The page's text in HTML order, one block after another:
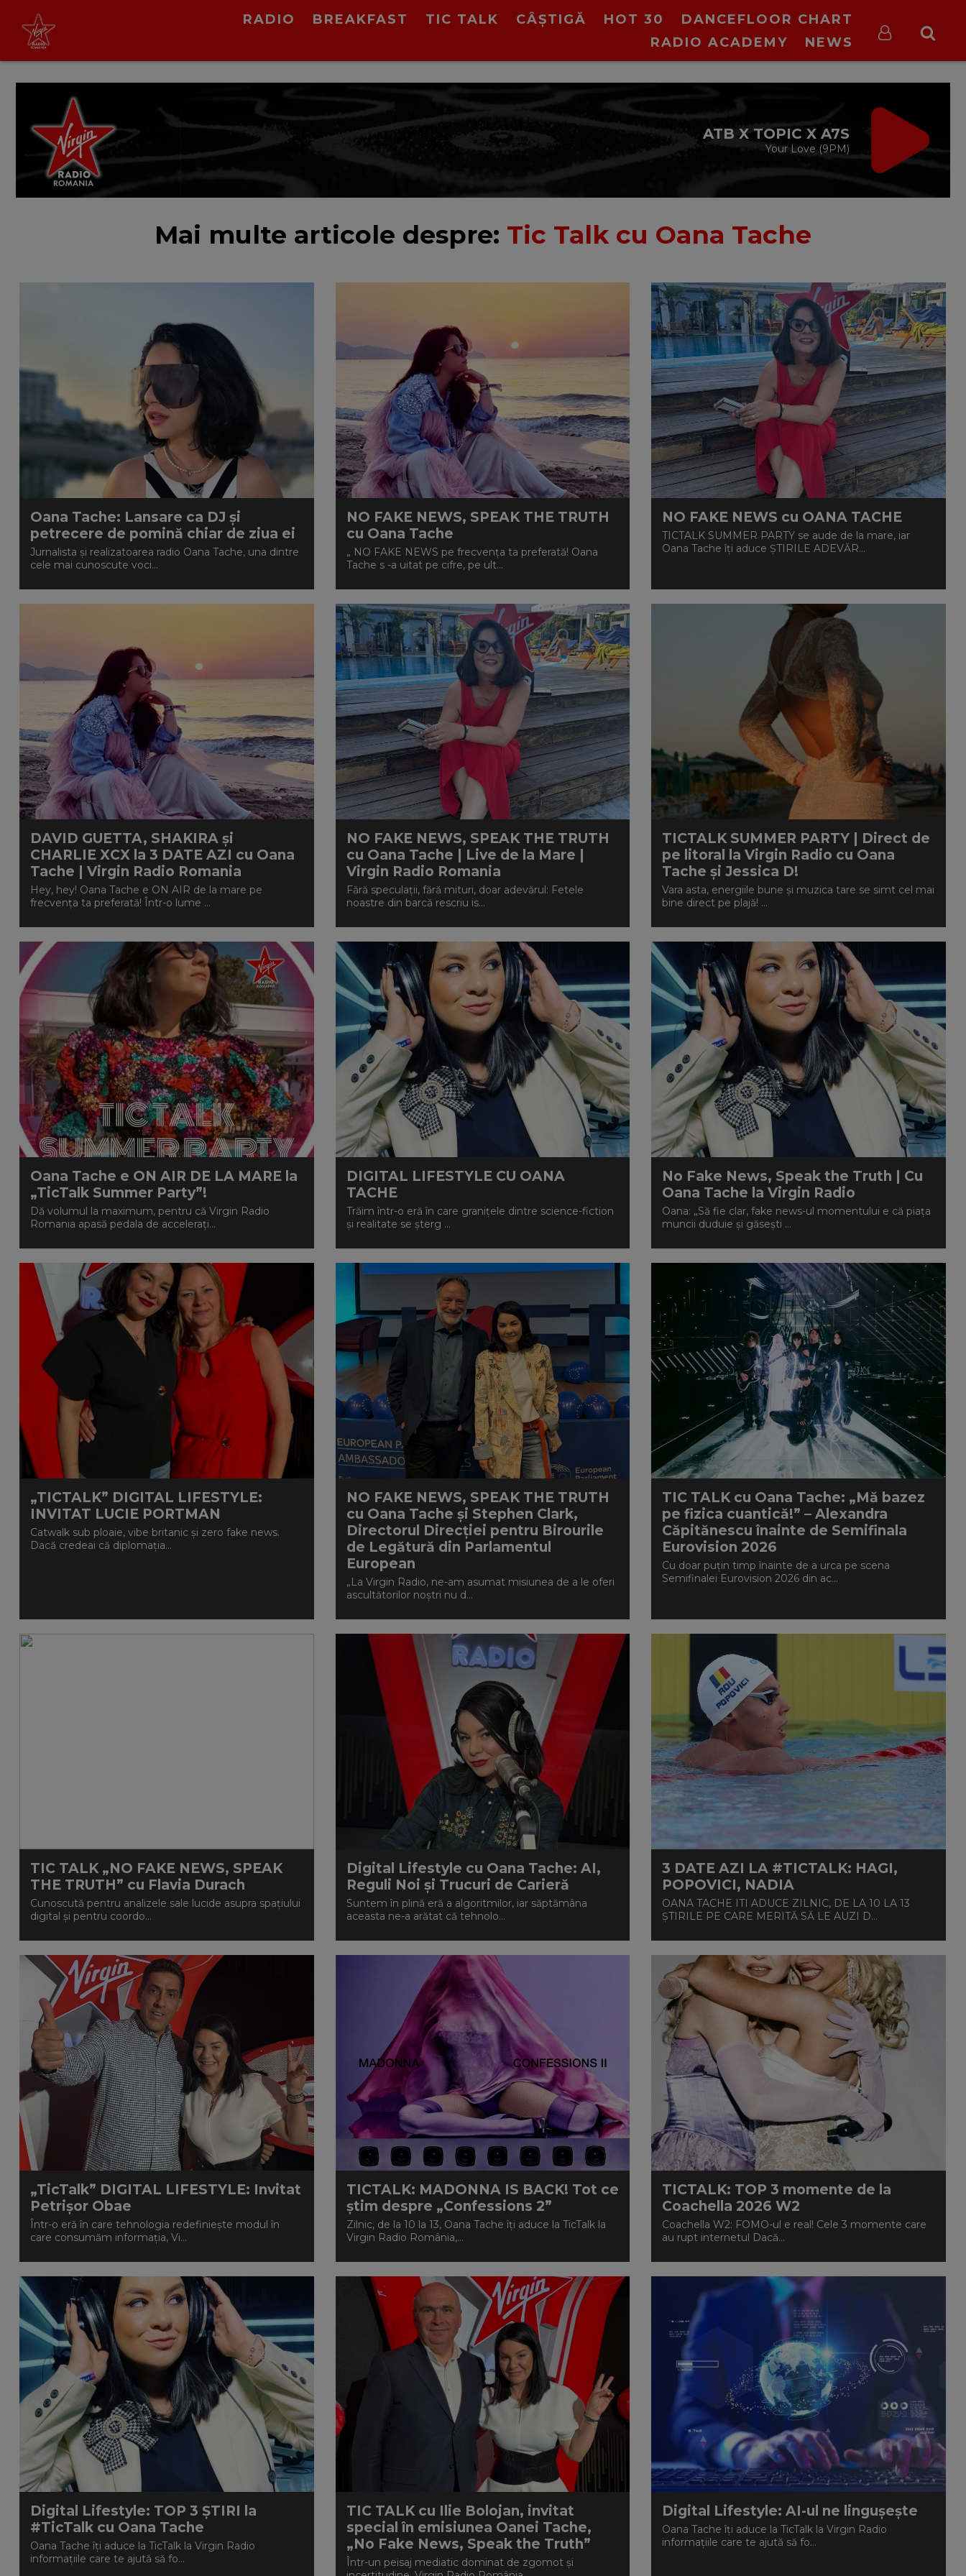
RADIO BREAKFAST TIC TALK CÂȘTIGĂ HOT 30
DANCEFLOOR CHART
RADIO ACADEMY
NEWS
MUSIC
cu Alina Chinie
Mai multe articole despre: Tic Talk cu Oana Tache
Oana Tache: Lansare ca DJ și
petrecere de pomină chiar de ziua ei
Jurnalista și realizatoarea radio Oana Tache, una dintre
cele mai cunoscute voci...
NO FAKE NEWS, SPEAK THE TRUTH
cu Oana Tache
„ NO FAKE NEWS pe frecvența ta preferată! Oana
Tache s -a uitat pe cifre, pe ult...
NO FAKE NEWS cu OANA TACHE
TICTALK SUMMER PARTY se aude de la mare, iar
Oana Tache îți aduce ȘTIRILE ADEVĂR...
DAVID GUETTA, SHAKIRA și
CHARLIE XCX la 3 DATE AZI cu Oana
Tache | Virgin Radio Romania
Hey, hey! Oana Tache e ON AIR de la mare pe
frecvența ta preferată! Într-o lume ...
NO FAKE NEWS, SPEAK THE TRUTH
cu Oana Tache | Live de la Mare |
Virgin Radio Romania
Fără speculații, fără mituri, doar adevărul: Fetele
noastre din barcă rescriu is...
TICTALK SUMMER PARTY | Direct de
pe litoral la Virgin Radio cu Oana
Tache și Jessica D!
Vara asta, energiile bune și muzica tare se simt cel mai
bine direct pe plajă! ...
Oana Tache e ON AIR DE LA MARE la
„TicTalk Summer Party”!
Dă volumul la maximum, pentru că Virgin Radio
Romania apasă pedala de accelerați...
DIGITAL LIFESTYLE CU OANA
TACHE
Trăim într-o eră în care granițele dintre science-fiction
și realitate se șterg ...
No Fake News, Speak the Truth | Cu
Oana Tache la Virgin Radio
Oana: „Să fie clar, fake news-ul momentului e că piața
muncii duduie și găsești ...
„TICTALK” DIGITAL LIFESTYLE:
INVITAT LUCIE PORTMAN
Catwalk sub ploaie, vibe britanic și zero fake news.
Dacă credeai că diplomația...
NO FAKE NEWS, SPEAK THE TRUTH
cu Oana Tache și Stephen Clark,
Directorul Direcției pentru Birourile
de Legătură din Parlamentul
European
„La Virgin Radio, ne-am asumat misiunea de a le oferi
ascultătorilor noștri nu d...
TIC TALK cu Oana Tache: „Mă bazez
pe fizica cuantică!” – Alexandra
Căpitănescu înainte de Semifinala
Eurovision 2026
Cu doar puțin timp înainte de a urca pe scena
Semifinalei Eurovision 2026 din ac...
TIC TALK „NO FAKE NEWS, SPEAK
THE TRUTH” cu Flavia Durach
Cunoscută pentru analizele sale lucide asupra spațiului
digital și pentru coordo...
Digital Lifestyle cu Oana Tache: AI,
Reguli Noi și Trucuri de Carieră
Suntem în plină eră a algoritmilor, iar săptămâna
aceasta ne-a arătat că tehnolo...
3 DATE AZI LA #TICTALK: HAGI,
POPOVICI, NADIA
OANA TACHE ITI ADUCE ZILNIC, DE LA 10 LA 13
ȘTIRILE PE CARE MERITĂ SĂ LE AUZI D...
„TicTalk” DIGITAL LIFESTYLE: Invitat
Petrișor Obae
Într-o eră în care tehnologia redefiniește modul în
care consumăm informația, Vi...
TICTALK: MADONNA IS BACK! Tot ce
știm despre „Confessions 2”
Zilnic, de la 10 la 13, Oana Tache îți aduce la TicTalk la
Virgin Radio România,...
TICTALK: TOP 3 momente de la
Coachella 2026 W2
Coachella W2: FOMO-ul e real! Cele 3 momente care
au rupt internetul Dacă...
Digital Lifestyle: TOP 3 ȘTIRI la
#TicTalk cu Oana Tache
Oana Tache îți aduce la TicTalk la Virgin Radio
informațiile care te ajută să fo...
TIC TALK cu Ilie Bolojan, invitat
special în emisiunea Oanei Tache,
„No Fake News, Speak the Truth”
Într-un peisaj mediatic dominat de zgomot și
Digital Lifestyle: AI-ul ne lingușește
Oana Tache îți aduce la TicTalk la Virgin Radio
informațiile care te ajută să fo...